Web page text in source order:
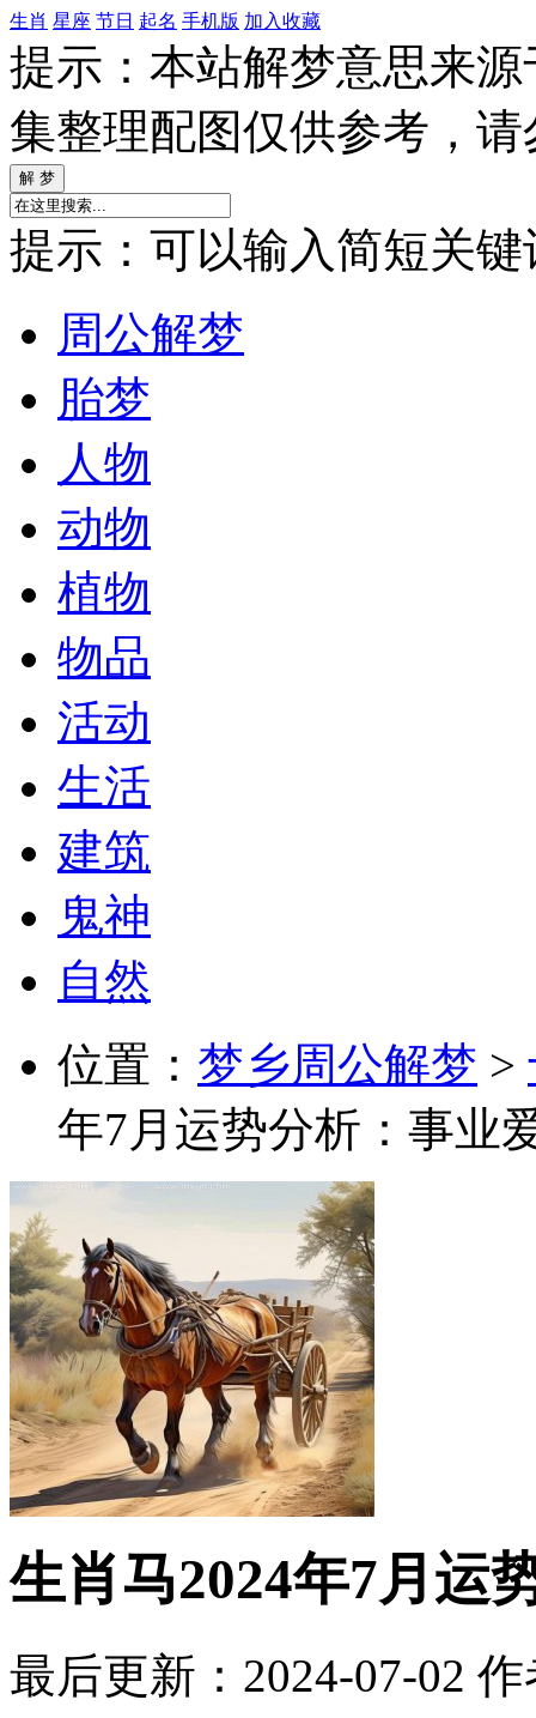
生肖 星座 节日 起名 手机版 加入收藏
提示：本站解梦意思来
集整理配图仅供参考，
提示：可以输入简短关键
周公解梦
胎梦
人物
动物
植物
物品
活动
生活
建筑
鬼神
自然
位置： 梦乡周公解梦 >
年7月运势分析：事业
生肖马2024年7月运
最后更新：2024-07-02 作